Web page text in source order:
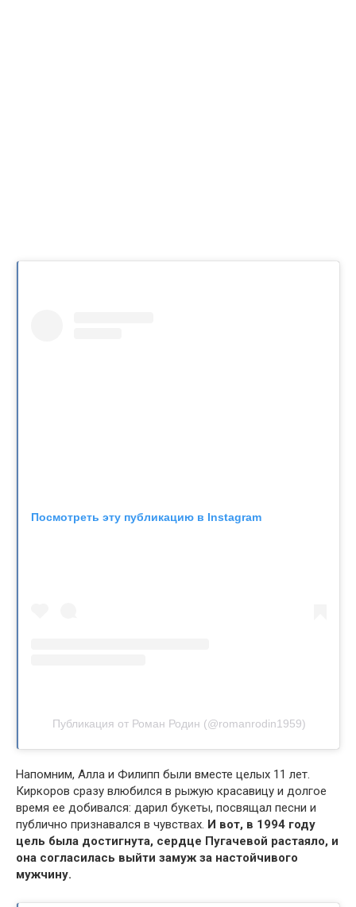
Посмотреть эту публикацию в Instagram
Публикация от Роман Родин (@romanrodin1959)
Напомним, Алла и Филипп были вместе целых 11 лет.
Киркоров сразу влюбился в рыжую красавицу и долгое
время ее добивался: дарил букеты, посвящал песни и
публично признавался в чувствах. И вот, в 1994 году
цель была достигнута, сердце Пугачевой растаяло, и
она согласилась выйти замуж за настойчивого
мужчину.